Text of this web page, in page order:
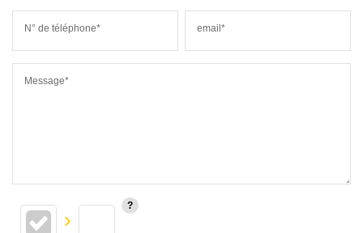
N° de téléphone* email*
Message*